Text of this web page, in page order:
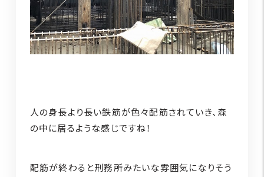
人の身長より長い鉄筋が色々配筋されていき、森
の中に居るような感じですね！
配筋が終わると刑務所みたいな雰囲気になりそう